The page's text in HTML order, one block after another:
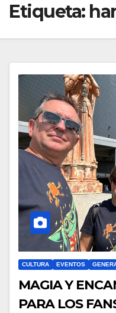
Etiqueta:
CULTURA EVENTOS
MAGIA Y
PARA LOS